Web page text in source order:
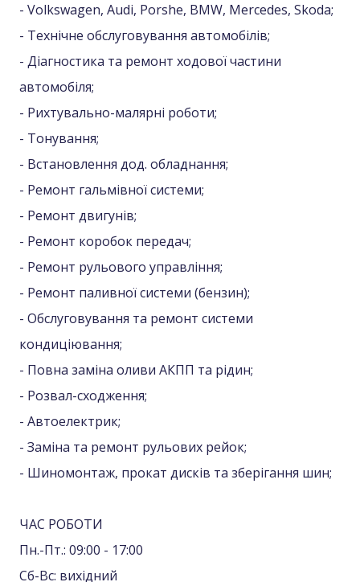
- Volkswagen, Audi, Porshe, BMW, Mercedes, Skoda;
- Технічне обслуговування автомобілів;
- Діагностика та ремонт ходової частини
автомобіля;
- Рихтувально-малярні роботи;
- Тонування;
- Встановлення дод. обладнання;
- Ремонт гальмівної системи;
- Ремонт двигунів;
- Ремонт коробок передач;
- Ремонт рульового управління;
- Ремонт паливної системи (бензин);
- Обслуговування та ремонт системи
кондиціювання;
- Повна заміна оливи АКПП та рідин;
- Розвал-сходження;
- Автоелектрик;
- Заміна та ремонт рульових рейок;
- Шиномонтаж, прокат дисків та зберігання шин;
ЧАС РОБОТИ
Пн.-Пт.: 09:00 - 17:00
Сб-Вс: вихідний